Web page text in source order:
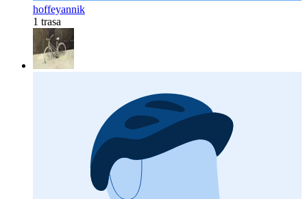
hoffeyannik
1 trasa